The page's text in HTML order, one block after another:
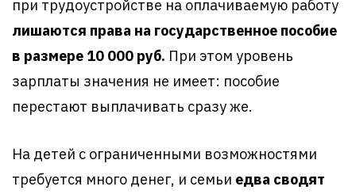
при трудоустройстве на оплачиваемую работу
лишаются права на государственное пособие
в размере 10 000 руб. При этом уровень
зарплаты значения не имеет: пособие
перестают выплачивать сразу же.
На детей с ограниченными возможностями
требуется много денег, и семьи едва сводят